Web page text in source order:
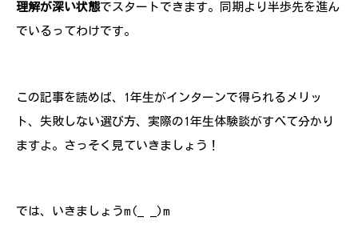
理解が深い状態でスタートできます。同期より半歩先を進ん
でいるってわけです。
この記事を読めば、1年生がインターンで得られるメリッ
ト、失敗しない選び方、実際の1年生体験談がすべて分かり
ますよ。さっそく見ていきましょう！
では、いきましょうm(_ _)m